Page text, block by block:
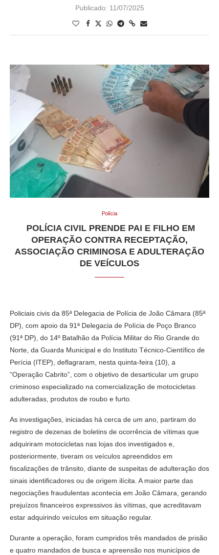
Publicado: 11/07/2025
Polícia
POLÍCIA CIVIL PRENDE PAI E FILHO EM
OPERAÇÃO CONTRA RECEPTAÇÃO,
ASSOCIAÇÃO CRIMINOSA E ADULTERAÇÃO
DE VEÍCULOS
Policiais civis da 85ª Delegacia de Polícia de João Câmara (85ª
DP), com apoio da 91ª Delegacia de Polícia de Poço Branco
(91ª DP), do 14º Batalhão da Polícia Militar do Rio Grande do
Norte, da Guarda Municipal e do Instituto Técnico-Científico de
Perícia (ITEP), deflagraram, nesta quinta-feira (10), a
“Operação Cabrito”, com o objetivo de desarticular um grupo
criminoso especializado na comercialização de motocicletas
adulteradas, produtos de roubo e furto.
As investigações, iniciadas há cerca de um ano, partiram do
registro de dezenas de boletins de ocorrência de vítimas que
adquiriram motocicletas nas lojas dos investigados e,
posteriormente, tiveram os veículos apreendidos em
fiscalizações de trânsito, diante de suspeitas de adulteração dos
sinais identificadores ou de origem ilícita. A maior parte das
negociações fraudulentas acontecia em João Câmara, gerando
prejuízos financeiros expressivos às vítimas, que acreditavam
estar adquirindo veículos em situação regular.
Durante a operação, foram cumpridos três mandados de prisão
e quatro mandados de busca e apreensão nos municípios de